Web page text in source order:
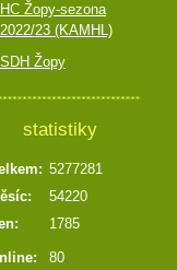
HC Žopy-sezona
2022/23 (KAMHL)
SDH Žopy
statistiky
80
5277281
54220
1785